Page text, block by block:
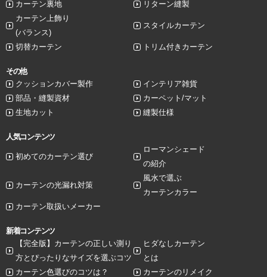
カーテン裏地
リターン縫製
カーテン上飾り
(バランス)
スタイルカーテン
切替カーテン トリム付きカーテン
その他
クッションカバー製作
インテリア雑貨
部品・縫製資材
カーペット/マット
生地カット
縫製仕様
人気コンテンツ
初めてのカーテン選び
ローマンシェード
の紹介
カーテンの光漏れ対策
風水で選ぶ
カーテンカラー
カーテン取扱いメーカー
新着コンテンツ
【完全版】カーテンの正しい測り
方とぴったりなサイズを選ぶコツ
ヒダなしカーテン
とは
カーテン色選びのコツは？
カーテンのリメイク